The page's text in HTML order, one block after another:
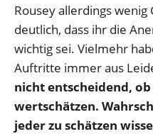
Rousey allerdings wenig
deutlich, dass ihr die
wichtig sei. Vielmehr
Auftritte immer aus
nicht entscheidend,
wertschätzen.
jeder zu schätzen